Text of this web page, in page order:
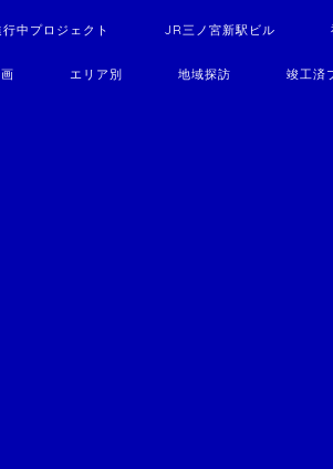
行中プロジェクト JR三ノ宮新駅ビル
エリア別 地域探訪 竣工済